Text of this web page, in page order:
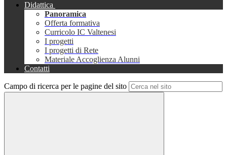
Didattica
Panoramica
Offerta formativa
Curricolo IC Valtenesi
I progetti
I progetti di Rete
Materiale Accoglienza Alunni
Contatti
Campo di ricerca per le pagine del sito